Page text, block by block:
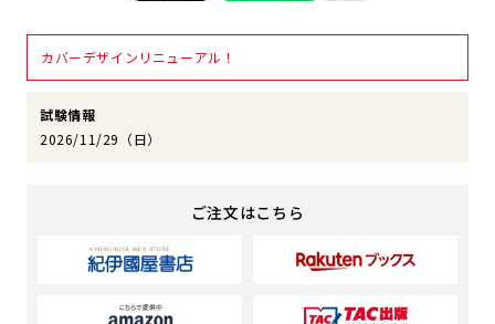
カバーデザインリニューアル！
試験情報
2026/11/29（日）
ご注文はこちら